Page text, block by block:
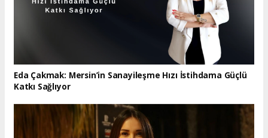
Eda Çakmak: Mersin’in Sanayileşme Hızı İstihdama Güçlü
Katkı Sağlıyor